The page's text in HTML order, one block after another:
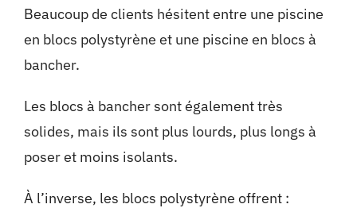
Beaucoup de clients hésitent entre une piscine
en blocs polystyrène et une piscine en blocs à
bancher.
Les blocs à bancher sont également très
solides, mais ils sont plus lourds, plus longs à
poser et moins isolants.
À l’inverse, les blocs polystyrène offrent :